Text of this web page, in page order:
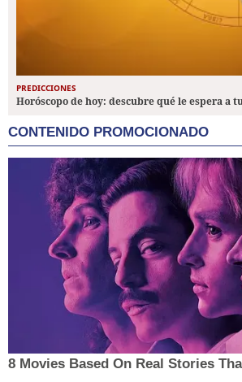
PREDICCIONES
Horóscopo de hoy: descubre qué le espera a
CONTENIDO PROMOCIONADO
8 Movies Based On Real Stories